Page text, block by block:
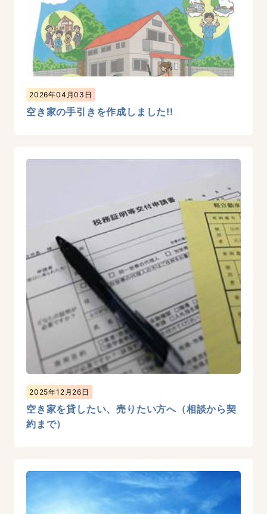
2026年04月03日
空き家の手引きを作成しました!!
2025年12月26日
空き家を貸したい、売りたい方へ（相談から契
約まで）